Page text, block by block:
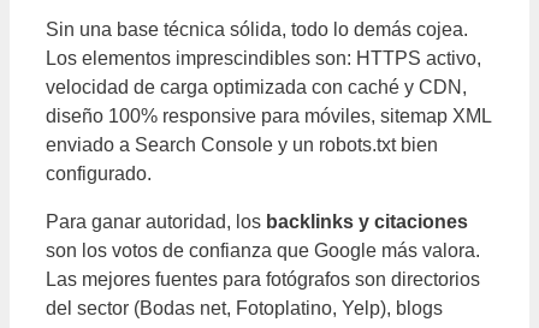
Sin una base técnica sólida, todo lo demás cojea.
Los elementos imprescindibles son: HTTPS activo,
velocidad de carga optimizada con caché y CDN,
diseño 100% responsive para móviles, sitemap XML
enviado a Search Console y un robots.txt bien
configurado.
Para ganar autoridad, los backlinks y citaciones
son los votos de confianza que Google más valora.
Las mejores fuentes para fotógrafos son directorios
del sector (Bodas net, Fotoplatino, Yelp), blogs